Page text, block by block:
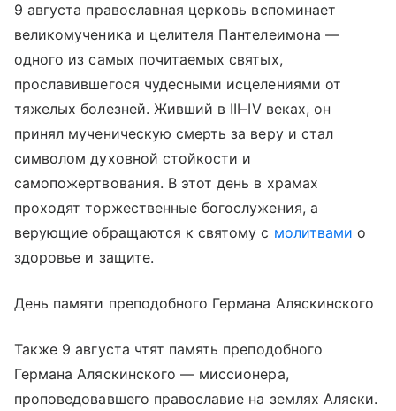
9 августа православная церковь вспоминает
великомученика и целителя Пантелеимона —
одного из самых почитаемых святых,
прославившегося чудесными исцелениями от
тяжелых болезней. Живший в III–IV веках, он
принял мученическую смерть за веру и стал
символом духовной стойкости и
самопожертвования. В этот день в храмах
проходят торжественные богослужения, а
верующие обращаются к святому с молитвами о
здоровье и защите.
День памяти преподобного Германа Аляскинского
Также 9 августа чтят память преподобного
Германа Аляскинского — миссионера,
проповедовавшего православие на землях Аляски.